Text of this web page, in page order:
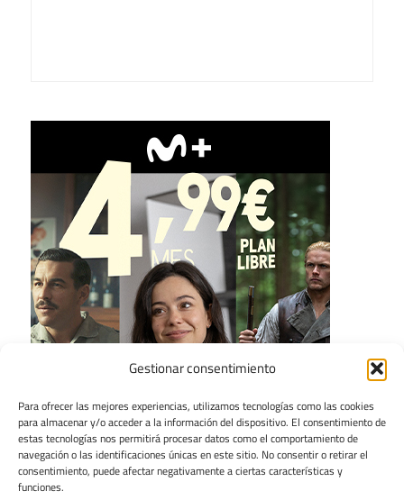
Gestionar consentimiento
Para ofrecer las mejores experiencias, utilizamos tecnologías como las cookies
para almacenar y/o acceder a la información del dispositivo. El consentimiento de
estas tecnologías nos permitirá procesar datos como el comportamiento de
navegación o las identificaciones únicas en este sitio. No consentir o retirar el
consentimiento, puede afectar negativamente a ciertas características y
funciones.